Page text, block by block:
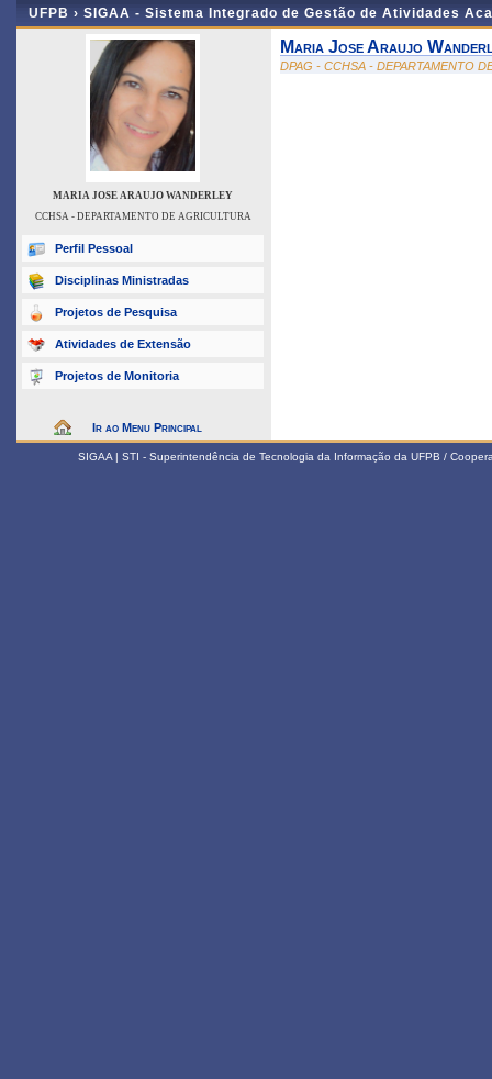
UFPB › SIGAA - Sistema Integrado de Gestão de Atividades
MARIA JOSE ARAUJO WANDERLEY
CCHSA - DEPARTAMENTO DE AGRICULTURA
Perfil Pessoal
Disciplinas Ministradas
Projetos de Pesquisa
Atividades de Extensão
Projetos de Monitoria
Ir ao Menu Principal
Maria Jose Araujo
DPAG - CCHSA - DEPARTAMENTO
SIGAA | STI - Superintendência de Tecnologia da Informação da UFPB /